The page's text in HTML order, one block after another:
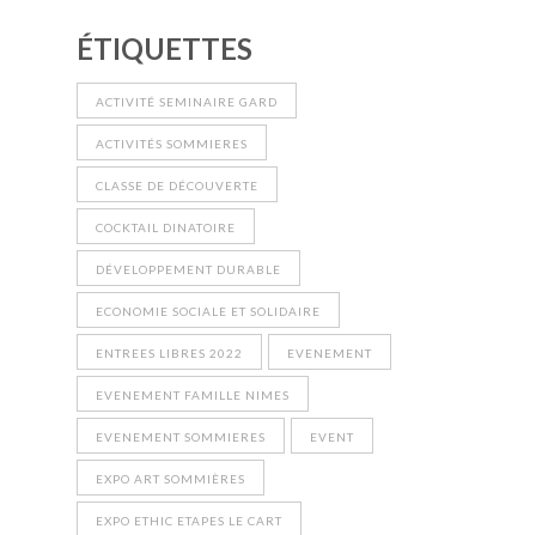
ÉTIQUETTES
ACTIVITÉ SEMINAIRE GARD
ACTIVITÉS SOMMIERES
CLASSE DE DÉCOUVERTE
COCKTAIL DINATOIRE
DÉVELOPPEMENT DURABLE
ECONOMIE SOCIALE ET SOLIDAIRE
ENTREES LIBRES 2022 EVENEMENT
EVENEMENT FAMILLE NIMES
EVENEMENT SOMMIERES EVENT
EXPO ART SOMMIÈRES
EXPO ETHIC ETAPES LE CART